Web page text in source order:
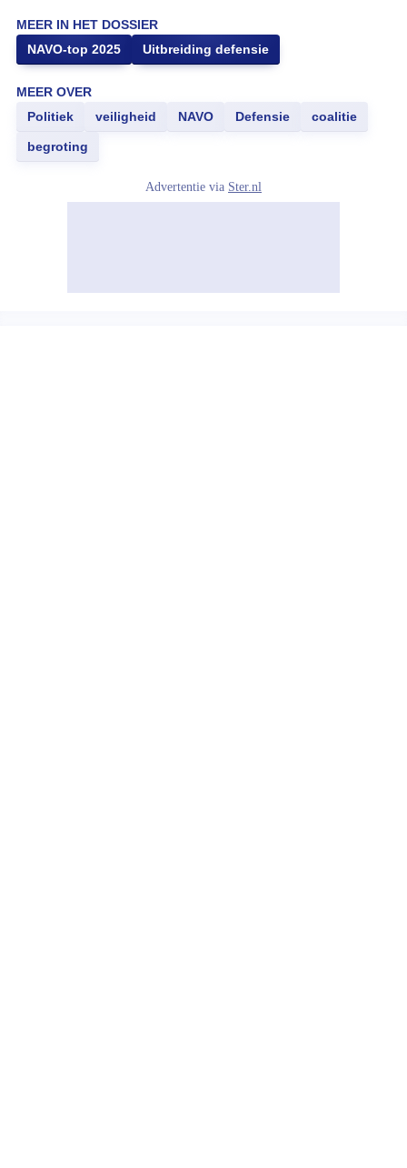
MEER IN HET DOSSIER
NAVO-top 2025
Uitbreiding defensie
MEER OVER
Politiek
veiligheid NAVO Defensie coalitie
begroting
Advertentie via Ster.nl